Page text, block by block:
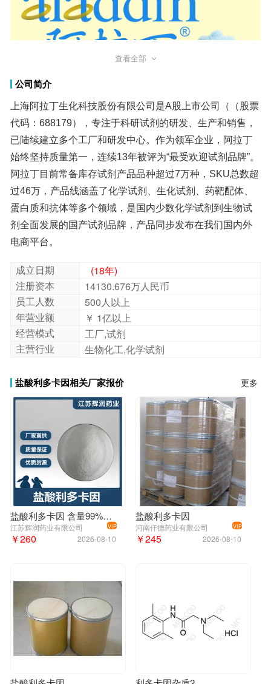
查看全部
公司简介
上海阿拉丁生化科技股份有限公司是A股上市公司（（股票
代码：688179），专注于科研试剂的研发、生产和销售，
已陆续建立多个工厂和研发中心。作为领军企业，阿拉丁
始终坚持质量第一，连续13年被评为“最受欢迎试剂品牌”。
阿拉丁目前常备库存试剂产品品种超过7万种，SKU总数超
过46万，产品线涵盖了化学试剂、生化试剂、药靶配体、
蛋白质和抗体等多个领域，是国内少数化学试剂到生物试
剂全面发展的国产试剂品牌，产品同步发布在我们国内外
电商平台。
成立日期
(18年)
注册资本
14130.676万人民币
员工人数
500人以上
年营业额
￥ 1亿以上
经营模式
工厂,试剂
主营行业
生物化工,化学试剂
盐酸利多卡因相关厂家报价 更多
盐酸利多卡因 含量99%盐酸利多卡因原料原粉
江苏辉润药业有限公司 VIP
2026-08-10
￥260
盐酸利多卡因
河南仟德药业有限公司 VIP
2026-08-10
￥245